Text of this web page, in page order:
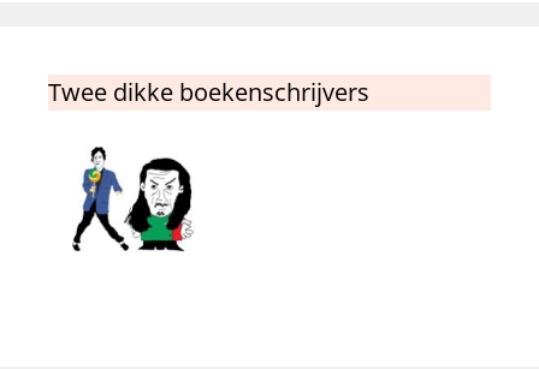
Twee dikke boekenschrijvers